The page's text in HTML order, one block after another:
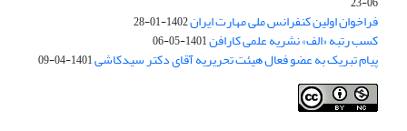
فراخوان اولین کنفرانس ملی مهارت ایران1402-01-28
کسب رتبه «الف» نشریه علمی کارافن1401-05-06
پیام تبریک به عضو فعال هیئت تحریریه آقای دکتر سیدکاشی1401-04-09